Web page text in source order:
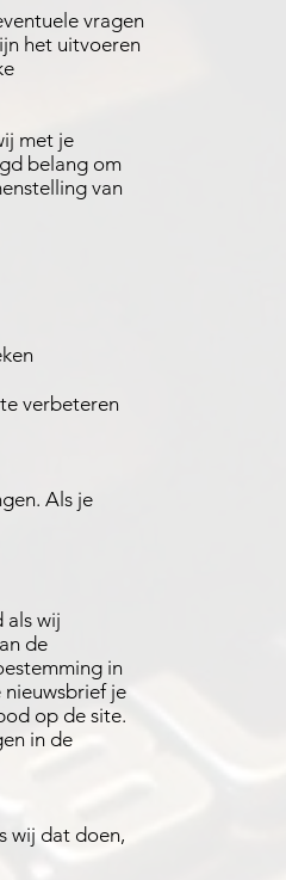
vragen
het uitvoeren
met je
belang om
van
verbeteren
Als je
als wij
de
in
je
op de site.
in de
wij dat doen,